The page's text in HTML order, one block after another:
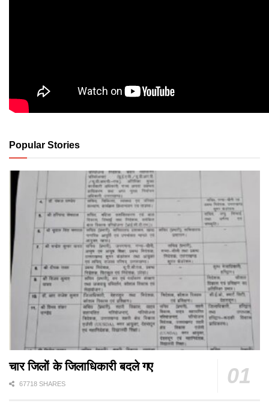
Popular Stories
चार जिलों के जिलाधिकारी बदले गए
67718 SHARES